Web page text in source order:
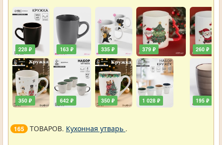
228 ₽
350 ₽
163 ₽
642 ₽
335 ₽
350 ₽
379 ₽
1 028 ₽
260 ₽
195 ₽
165 ТОВАРОВ. Кухонная утварь .